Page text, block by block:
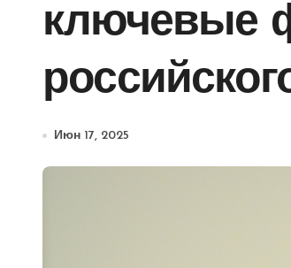
ключевые
Июн 17, 2025